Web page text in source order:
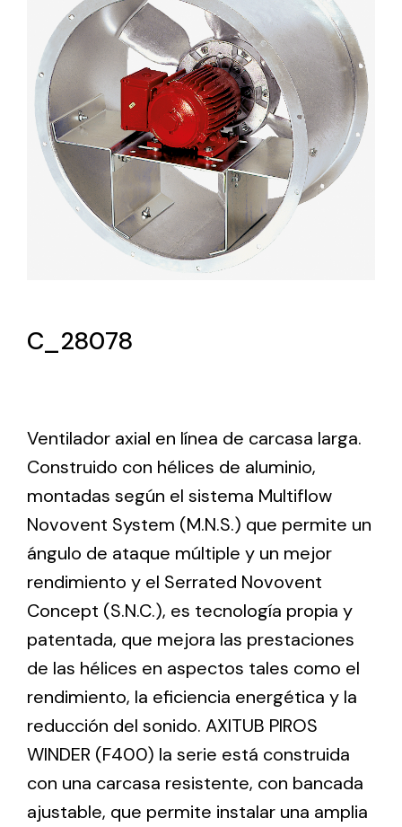
Lighting and Electrical
Equipment
Complete solutions in lighting and electrical
material for each project and need
Ventilation
The incorporation of Novovent into the group
meant a greater offer of ventilation products for
different uses
Iluminación Solar
Variedad de soluciones solares para todo tipo
de necesidades.
C_28078
Ventilador axial en línea de carcasa larga.
Construido con hélices de aluminio,
montadas según el sistema Multiflow
Novovent System (M.N.S.) que permite un
ángulo de ataque múltiple y un mejor
rendimiento y el Serrated Novovent
Concept (S.N.C.), es tecnología propia y
patentada, que mejora las prestaciones
de las hélices en aspectos tales como el
rendimiento, la eficiencia energética y la
reducción del sonido. AXITUB PIROS
WINDER (F400) la serie está construida
con una carcasa resistente, con bancada
ajustable, que permite instalar una amplia